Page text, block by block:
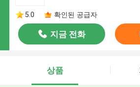
5.0 확인된 공급자
지금 전화
상품